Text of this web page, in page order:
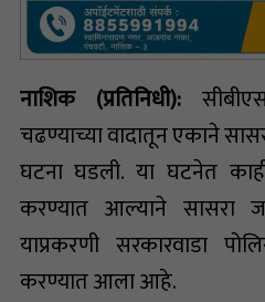
नाशिक (प्रतिनिधी):
चढण्याच्या वादातून एकाने
घटना घडली. या घटनेत
करण्यात आल्याने
याप्रकरणी सरकारवाडा
करण्यात आला आहे.